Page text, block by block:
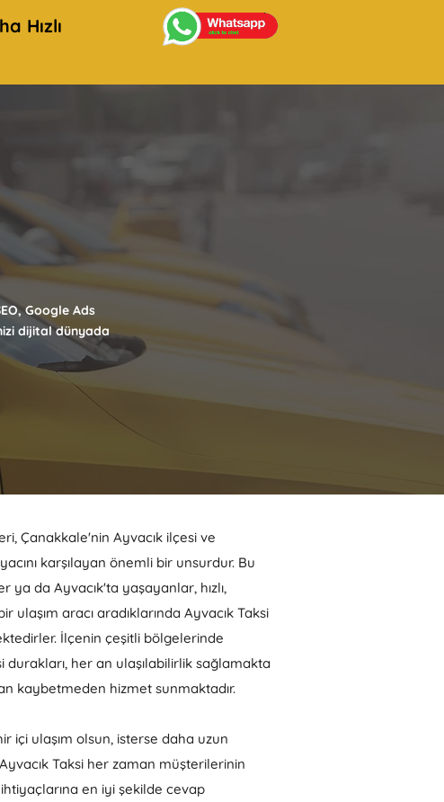
Hızlı
Google Ads
dijital dünyada
Çanakkale'nin Ayvacık ilçesi ve
karşılayan önemli bir unsurdur. Bu
ya da Ayvacık'ta yaşayanlar, hızlı,
ulaşım aracı aradıklarında Ayvacık Taksi
İlçenin çeşitli bölgelerinde
durakları, her an ulaşılabilirlik sağlamakta
kaybetmeden hizmet sunmaktadır.
içi ulaşım olsun, isterse daha uzun
Taksi her zaman müşterilerinin
en iyi şekilde cevap